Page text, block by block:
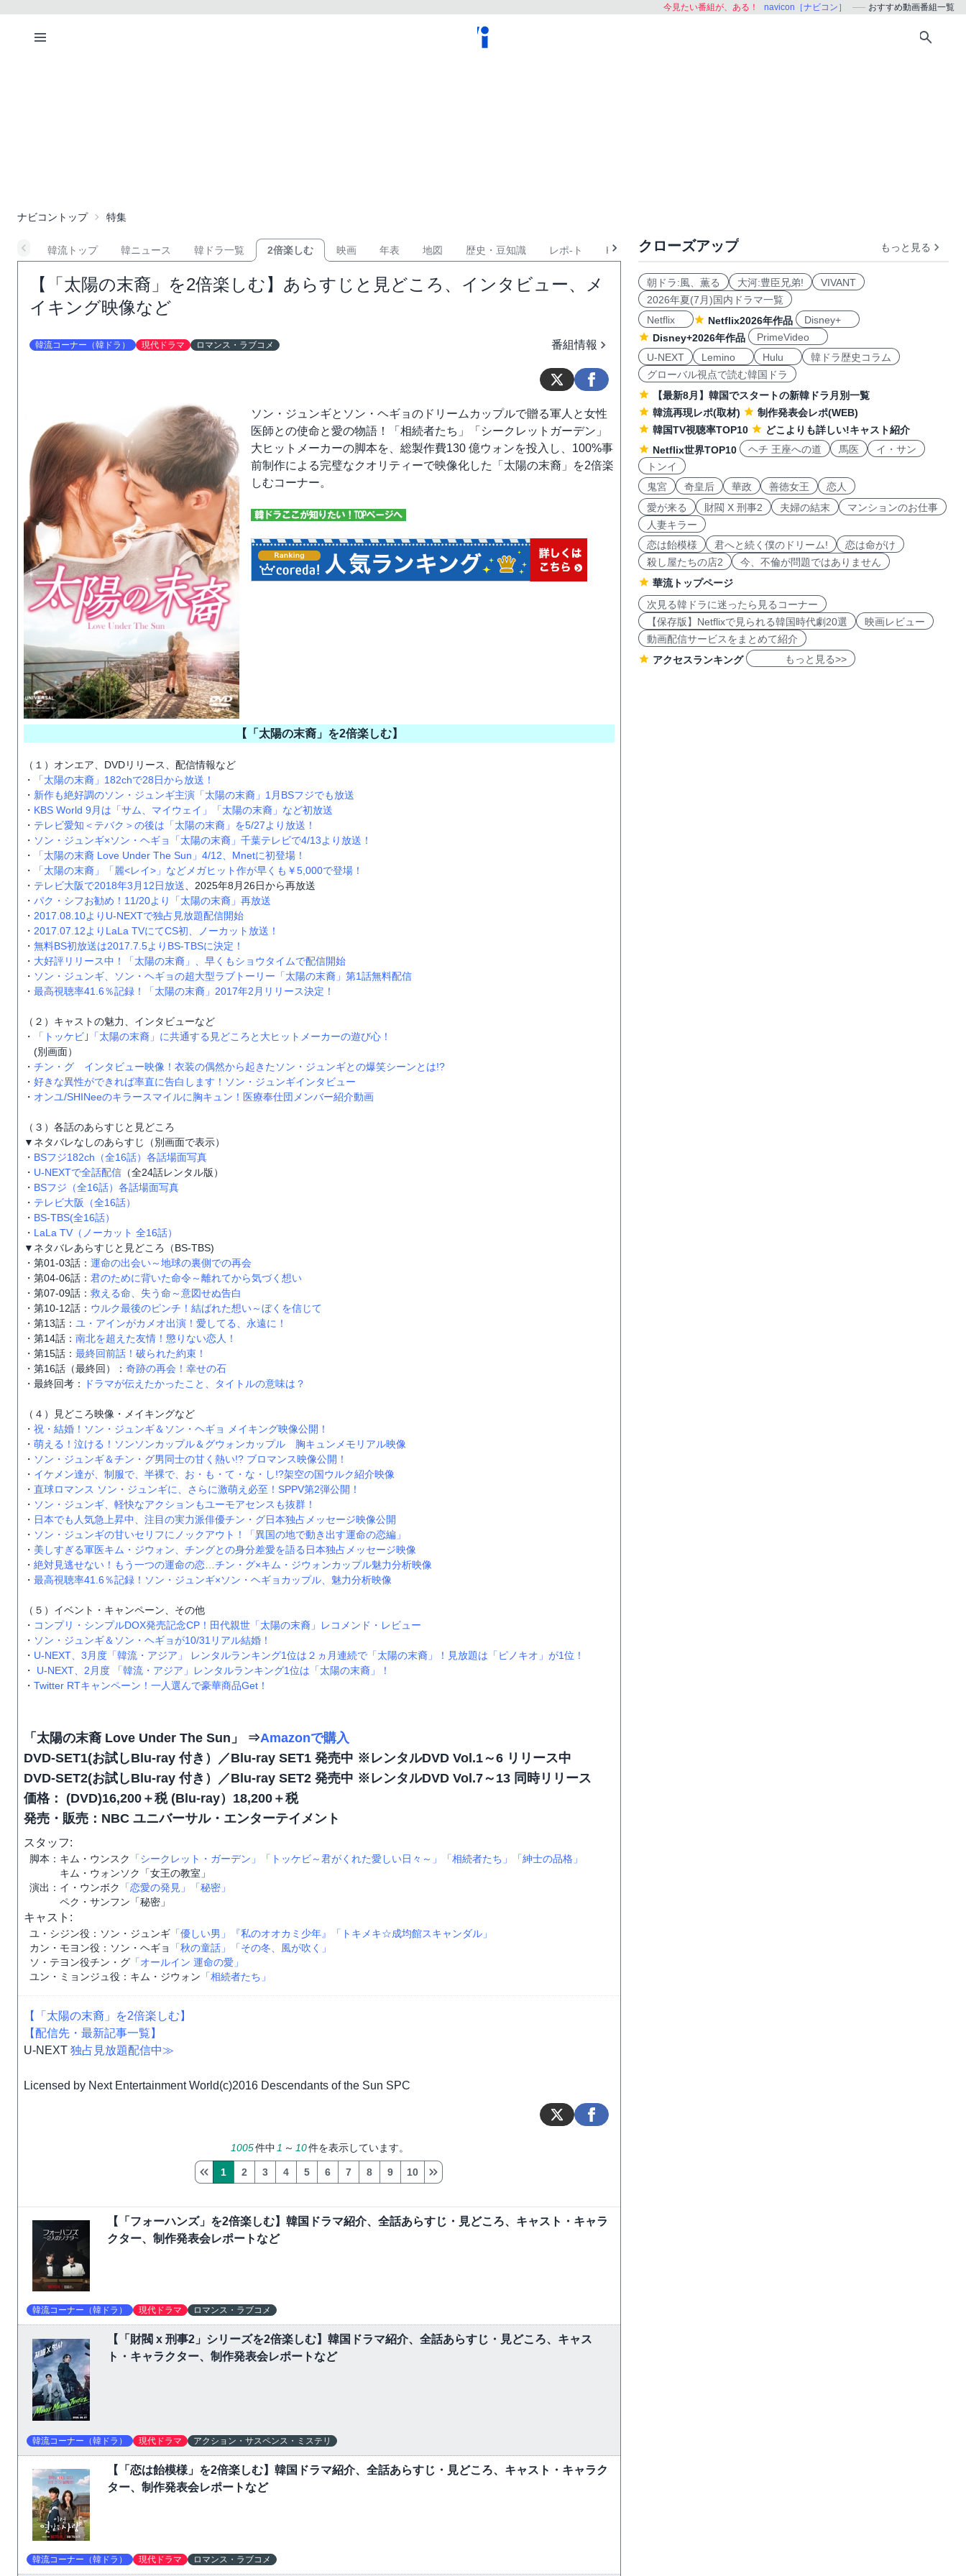
今見たい番組が、ある！ navicon［ナビコン］ おすすめ動画番組一覧
ナビコントップ 特集
韓流トップ 韓ニュース 韓ドラ一覧 2倍楽しむ 映画 年表 地図 歴史・豆知識 レポ-ト KPOP おすすめ
【「太陽の末裔」を2倍楽しむ】あらすじと見どころ、インタビュー、メ
イキング映像など
韓流コーナー（韓ドラ） 現代ドラマ ロマンス・ラブコメ 番組情報
ソン・ジュンギとソン・ヘギョのドリームカップルで贈る軍人と女性
医師との使命と愛の物語！「相続者たち」「シークレットガーデン」
大ヒットメーカーの脚本を、総製作費130 億ウォンを投入し、100%事
前制作による完璧なクオリティーで映像化した「太陽の末裔」を2倍楽
しむコーナー。
【「太陽の末裔」を2倍楽しむ】
（１）オンエア、DVDリリース、配信情報など
・
「太陽の末裔」182chで28日から放送！
・ 新作も絶好調のソン・ジュンギ主演「太陽の末裔」1月BSフジでも放送
・ KBS World 9月は「サム、マイウェイ」「太陽の末裔」など初放送
・ テレビ愛知＜テバク＞の後は「太陽の末裔」を5/27より放送！
・ ソン・ジュンギ×ソン・ヘギョ「太陽の末裔」千葉テレビで4/13より放送！
・
「太陽の末裔 Love Under The Sun」4/12、Mnetに初登場！
・
「太陽の末裔」「麗<レイ>」などメガヒット作が早くも￥5,000で登場！
・ テレビ大阪で2018年3月12日放送 、2025年8月26日から再放送
・ パク・シフお勧め！11/20より「太陽の末裔」再放送
・ 2017.08.10よりU-NEXTで独占見放題配信開始
・ 2017.07.12よりLaLa TVにてCS初、ノーカット放送！
・ 無料BS初放送は2017.7.5よりBS-TBSに決定！
・ 大好評リリース中！「太陽の末裔」、早くもショウタイムで配信開始
・ ソン・ジュンギ、ソン・ヘギョの超大型ラブトーリー「太陽の末裔」第1話無料配信
・ 最高視聴率41.6％記録！「太陽の末裔」2017年2月リリース決定！
（２）キャストの魅力、インタビューなど
・
「トッケビ｣「太陽の末裔」に共通する見どころと大ヒットメーカーの遊び心！
(別画面）
・ チン・グ インタビュー映像！衣装の偶然から起きたソン・ジュンギとの爆笑シーンとは!?
・ 好きな異性ができれば率直に告白します！ソン・ジュンギインタビュー
・ オンユ/SHINeeのキラースマイルに胸キュン！医療奉仕団メンバー紹介動画
（３）各話のあらすじと見どころ
▼ネタバレなしのあらすじ（別画面で表示）
・ BSフジ182ch（全16話）各話場面写真
・ U-NEXTで全話配信 （全24話レンタル版）
・ BSフジ（全16話）各話場面写真
・ テレビ大阪（全16話）
・ BS-TBS(全16話）
・ LaLa TV（ノーカット 全16話）
▼ネタバレあらすじと見どころ（BS-TBS)
・第01-03話： 運命の出会い～地球の裏側での再会
・第04-06話： 君のために背いた命令～離れてから気づく想い
・第07-09話： 救える命、失う命～意図せぬ告白
・第10-12話： ウルク最後のピンチ！結ばれた想い～ぼくを信じて
・第13話： ユ・アインがカメオ出演！愛してる、永遠に！
・第14話： 南北を超えた友情！懲りない恋人！
・第15話： 最終回前話！破られた約束！
・第16話（最終回）： 奇跡の再会！幸せの石
・最終回考：
ドラマが伝えたかったこと、タイトルの意味は？
（４）見どころ映像・メイキングなど
・ 祝・結婚！ソン・ジュンギ＆ソン・ヘギョ メイキング映像公開！
・ 萌える！泣ける！ソンソンカップル＆グウォンカップル 胸キュンメモリアル映像
・ ソン・ジュンギ＆チン・グ男同士の甘く熱い!? ブロマンス映像公開！
・ イケメン達が、制服で、半裸で、お・も・て・な・し!?架空の国ウルク紹介映像
・ 直球ロマンス ソン・ジュンギに、さらに激萌え必至！SPPV第2弾公開！
・ ソン・ジュンギ、軽快なアクションもユーモアセンスも抜群！
・ 日本でも人気急上昇中、注目の実力派俳優チン・グ日本独占メッセージ映像公開
・ ソン・ジュンギの甘いセリフにノックアウト！「異国の地で動き出す運命の恋編」
・ 美しすぎる軍医キム・ジウォン、チングとの身分差愛を語る日本独占メッセージ映像
・ 絶対見逃せない！もう一つの運命の恋…チン・グ×キム・ジウォンカップル魅力分析映像
・ 最高視聴率41.6％記録！ソン・ジュンギ×ソン・ヘギョカップル、魅力分析映像
（５）イベント・キャンペーン、その他
・ コンプリ・シンプルDOX発売記念CP！田代親世「太陽の末裔」レコメンド・レビュー
・ ソン・ジュンギ＆ソン・ヘギョが10/31リアル結婚！
・ U-NEXT、3月度「韓流・アジア」 レンタルランキング1位は２ヵ月連続で「太陽の末裔」！見放題は「ピノキオ」が1位！
・ U-NEXT、2月度 「韓流・アジア」レンタルランキング1位は「太陽の末裔」！
・ Twitter RTキャンペーン！一人選んで豪華商品Get！
「太陽の末裔 Love Under The Sun」 ⇒Amazonで購入
DVD-SET1(お試しBlu-ray 付き）／Blu-ray SET1 発売中 ※レンタルDVD Vol.1～6 リリース中
DVD-SET2(お試しBlu-ray 付き）／Blu-ray SET2 発売中 ※レンタルDVD Vol.7～13 同時リリース
価格： (DVD)16,200＋税 (Blu-ray）18,200＋税
発売・販売：NBC ユニバーサル・エンターテイメント
スタッフ:
脚本：キム・ウンスク 「シークレット・ガーデン」 「トッケビ～君がくれた愛しい日々～」 「相続者たち」
「紳士の品格」
キム・ウォンソク「女王の教室」
演出：イ・ウンボク
「恋愛の発見」
「秘密」
ペク・サンフン「秘密」
キャスト:
ユ・シジン役：ソン・ジュンギ 「優しい男」 『私のオオカミ少年』
「トキメキ☆成均館スキャンダル」
カン・モヨン役：ソン・ヘギョ
「秋の童話」
「その冬、風が吹く」
ソ・テヨン役チン・グ 「オールイン 運命の愛」
ユン・ミョンジュ役：キム・ジウォン 「相続者たち」
【「太陽の末裔」を2倍楽しむ】
【配信先・最新記事一覧】
U-NEXT 独占見放題配信中≫
Licensed by Next Entertainment World(c)2016 Descendants of the Sun SPC
1005件中 1 ～ 10件を表示しています。
1 2 3 4 5 6 7 8 9 10
【「フォーハンズ」を2倍楽しむ】韓国ドラマ紹介、全話あらすじ・見どころ、キャスト・キャラ
クター、制作発表会レポートなど
韓流コーナー（韓ドラ） 現代ドラマ ロマンス・ラブコメ
【「財閥 x 刑事2」シリーズを2倍楽しむ】韓国ドラマ紹介、全話あらすじ・見どころ、キャス
ト・キャラクター、制作発表会レポートなど
韓流コーナー（韓ドラ） 現代ドラマ アクション・サスペンス・ミステリ
【「恋は飴模様」を2倍楽しむ】韓国ドラマ紹介、全話あらすじ・見どころ、キャスト・キャラク
ター、制作発表会レポートなど
韓流コーナー（韓ドラ） 現代ドラマ ロマンス・ラブコメ
クローズアップ もっと見る
朝ドラ:風、薫る 大河:豊臣兄弟!
VIVANT
2026年夏(7月)国内ドラマ一覧
Netflix
Netflix2026年作品
Disney+
Disney+2026年作品
PrimeVideo
U-NEXT
Lemino Hulu
韓ドラ歴史コラム
グローバル視点で読む韓国ドラ
【最新8月】韓国でスタートの新韓ドラ月別一覧
韓流再現レポ(取材)
制作発表会レポ(WEB)
韓国TV視聴率TOP10
どこよりも詳しい!キャスト紹介
Netflix世界TOP10
ヘチ 王座への道 馬医
イ・サン
トンイ
鬼宮
奇皇后 華政 善徳女王
恋人
愛が来る
財閥 X 刑事2 夫婦の結末
マンションのお仕事
人妻キラー
恋は飴模様
君へと続く僕のドリーム!
恋は命がけ
殺し屋たちの店2
今、不倫が問題ではありません
華流トップページ
次見る韓ドラに迷ったら見るコーナー
【保存版】Netflixで見られる韓国時代劇20選
映画レビュー
動画配信サービスをまとめて紹介
アクセスランキング
もっと見る>>